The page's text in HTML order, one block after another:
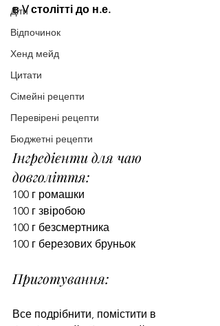
Діти
Відпочинок
Хенд мейд
Цитати
Сімейні рецепти
Перевірені рецепти
Бюджетні рецепти
в V столітті до н.е.
Інгредієнти для чаю
довголіття:
100 г ромашки
100 г звіробою
100 г безсмертника
100 г березових бруньок
Приготування:
Все подрібнити, помістити в